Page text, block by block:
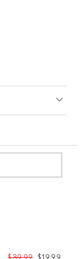
$39,99 $19,99